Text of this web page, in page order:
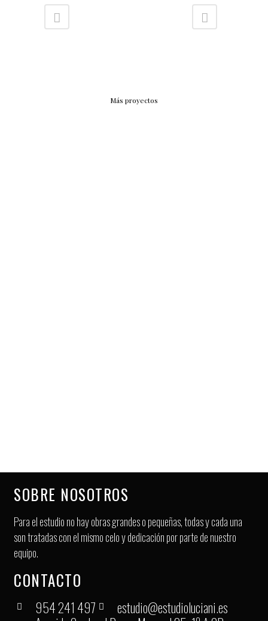
Más proyectos
SOBRE NOSOTROS
Para el estudio no hay obras grandes o pequeñas, todas y cada una
son tratadas con el mismo celo y dedicación por parte de nuestro
equipo.
CONTACTO
954 241 497
estudio@estudioluciani.es